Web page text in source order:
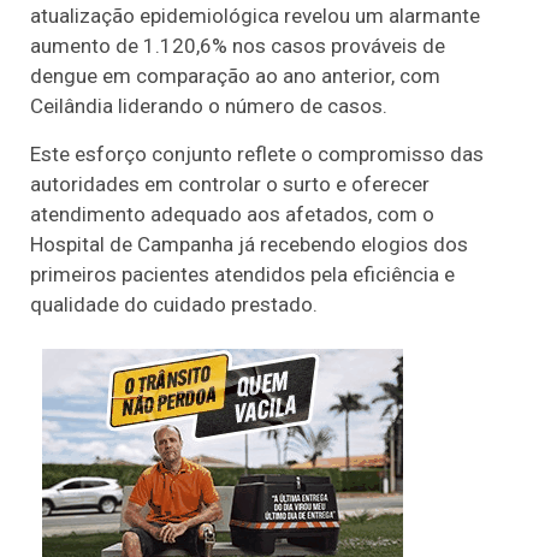
atualização epidemiológica revelou um alarmante
aumento de 1.120,6% nos casos prováveis de
dengue em comparação ao ano anterior, com
Ceilândia liderando o número de casos.
Este esforço conjunto reflete o compromisso das
autoridades em controlar o surto e oferecer
atendimento adequado aos afetados, com o
Hospital de Campanha já recebendo elogios dos
primeiros pacientes atendidos pela eficiência e
qualidade do cuidado prestado.